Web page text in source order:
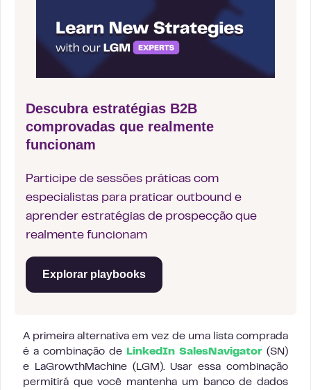
Descubra estratégias B2B
comprovadas que realmente
funcionam
Participe de sessões práticas com
especialistas para praticar outbound e
aprender estratégias de prospecção que
realmente funcionam
Explorar playbooks
A primeira alternativa em vez de uma lista comprada
é a combinação de
LinkedIn SalesNavigator (SN)
e LaGrowthMachine (LGM). Usar essa combinação
permitirá que você mantenha um banco de dados